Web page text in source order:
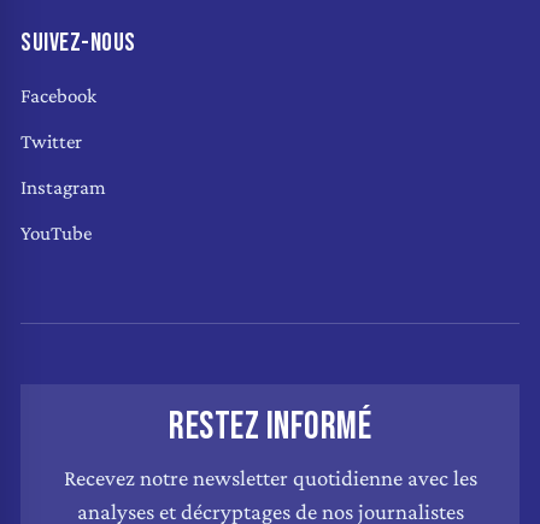
SUIVEZ-NOUS
Facebook
Twitter
Instagram
YouTube
RESTEZ INFORMÉ
Recevez notre newsletter quotidienne avec les
analyses et décryptages de nos journalistes